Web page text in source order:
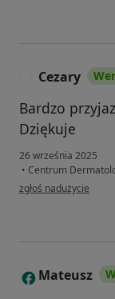
Cezary
Bardzo
Dziękuje
26 września 2025
• Centrum
w opinii użytkownika
zgłoś nadużycie
M Mateusz